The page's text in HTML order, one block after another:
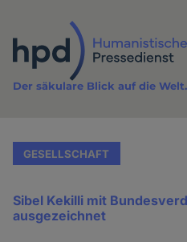
Inhalt
Der säkulare Blick auf die Welt.
GESELLSCHAFT
Sibel Kekilli mit
ausgezeichnet